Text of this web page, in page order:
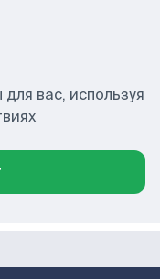
вас, используя